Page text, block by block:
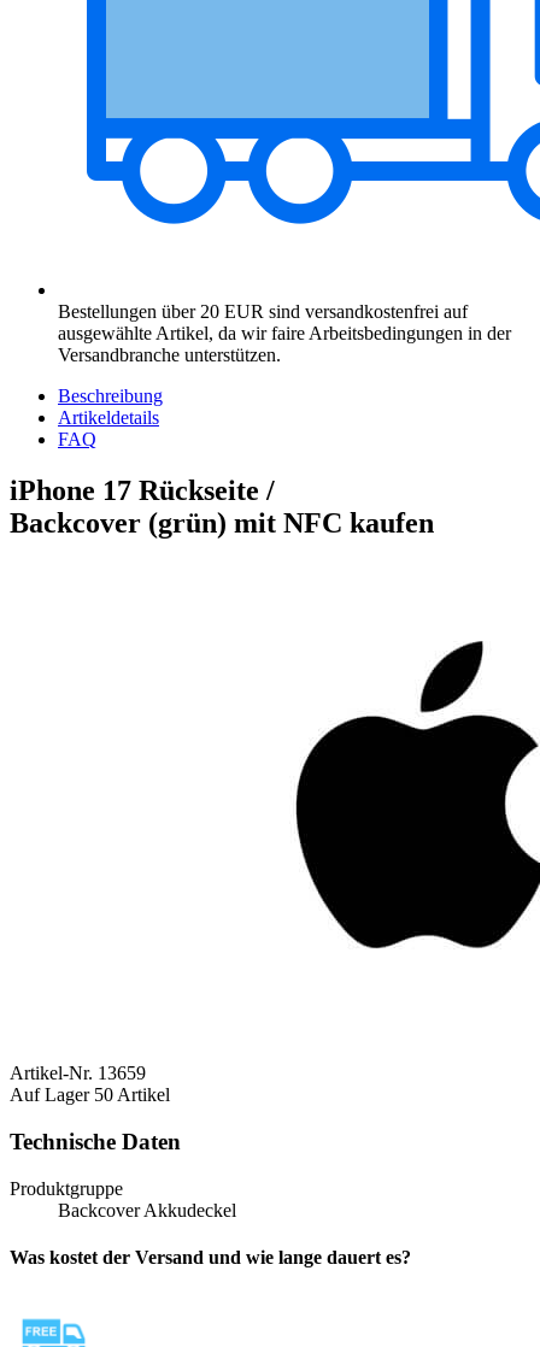
Bestellungen über 20 EUR sind versandkostenfrei auf
ausgewählte Artikel, da wir faire Arbeitsbedingungen in der
Versandbranche unterstützen.
Beschreibung
Artikeldetails
FAQ
iPhone 17 Rückseite /
Backcover (grün) mit NFC kaufen
Artikel-Nr. 13659
Auf Lager 50 Artikel
Technische Daten
Produktgruppe
Backcover Akkudeckel
Was kostet der Versand und wie lange dauert es?